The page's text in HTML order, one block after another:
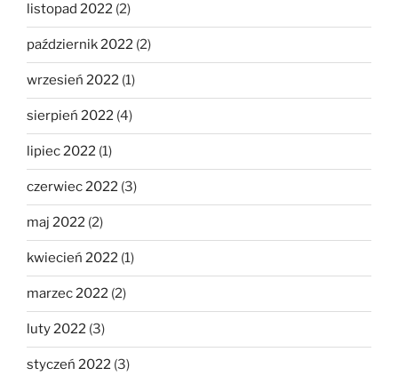
listopad 2022 (2)
październik 2022 (2)
wrzesień 2022 (1)
sierpień 2022 (4)
lipiec 2022 (1)
czerwiec 2022 (3)
maj 2022 (2)
kwiecień 2022 (1)
marzec 2022 (2)
luty 2022 (3)
styczeń 2022 (3)